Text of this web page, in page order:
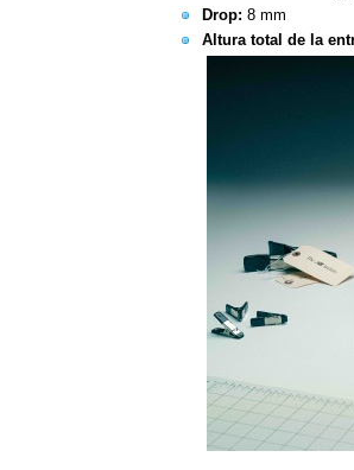
Drop: 8 mm
Altura total de la